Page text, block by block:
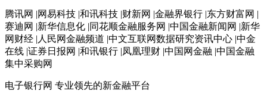
腾讯网 |网易科技 |和讯科技 |财新网 |金融界银行 |东方财富网 |
赛迪网 |新华信息化 |同花顺金融服务网 |中国金融新闻网 |新华
网财经 |人民网金融频道 |中文互联网数据研究资讯中心 |中金
在线 |证券日报网 |和讯银行 |凤凰理财 |中国网金融 |中国金融
集中采购网
电子银行网 专业领先的新金融平台